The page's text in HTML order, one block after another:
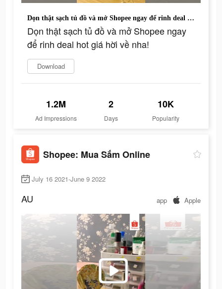
Dọn thật sạch tủ đồ và mở Shopee ngay để rinh deal hot giá hời về nha!
Dọn thật sạch tủ đồ và mở Shopee ngay
để rinh deal hot giá hời về nha!
Download
1.2M
Ad Impressions
2
Days
10K
Popularity
Shopee: Mua Sắm Online
July 16 2021-June 9 2022
AU app Apple